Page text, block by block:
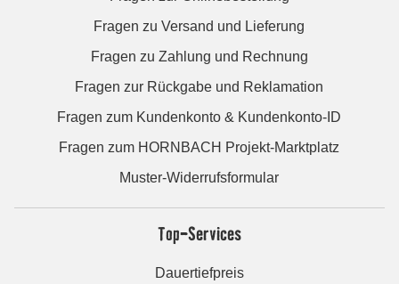
Fragen zu Versand und Lieferung
Fragen zu Zahlung und Rechnung
Fragen zur Rückgabe und Reklamation
Fragen zum Kundenkonto & Kundenkonto-ID
Fragen zum HORNBACH Projekt-Marktplatz
Muster-Widerrufsformular
Top-Services
Dauertiefpreis